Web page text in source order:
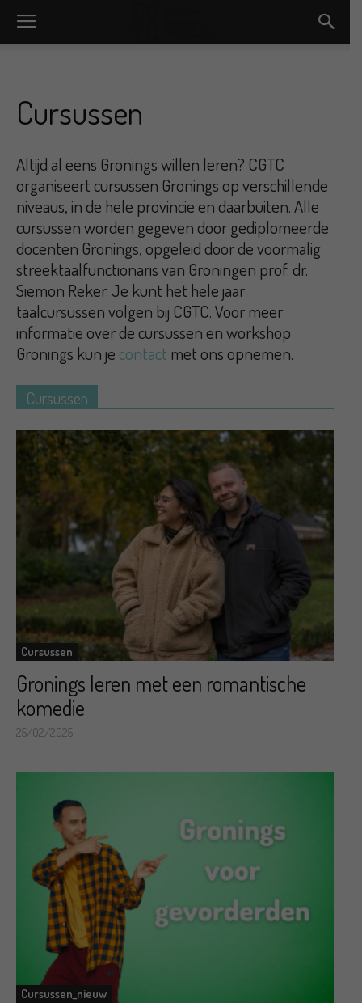
Cursussen
Altijd al eens Gronings willen leren? CGTC
organiseert cursussen Gronings op verschillende
niveaus, in de hele provincie en daarbuiten. Alle
cursussen worden gegeven door gediplomeerde
docenten Gronings, opgeleid door de voormalig
streektaalfunctionaris van Groningen prof. dr.
Siemon Reker. Je kunt het hele jaar
taalcursussen volgen bij CGTC. Voor meer
informatie over de cursussen en workshop
Gronings kun je contact met ons opnemen.
Cursussen
Cursussen
Gronings leren met een romantische
komedie
25/02/2025
Cursussen_nieuw